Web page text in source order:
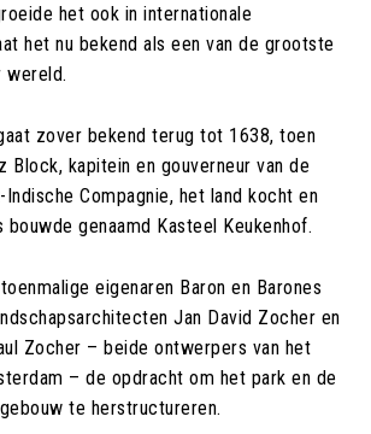
het ook in internationale
het nu bekend als een van de grootste
wereld.
zover bekend terug tot 1638, toen
Block, kapitein en gouverneur van de
Indische Compagnie, het land kocht en
bouwde genaamd Kasteel Keukenhof.
eigenaren Baron en Barones
Jan David Zocher en
Zocher – beide ontwerpers van het
– de opdracht om het park en de
te herstructureren.